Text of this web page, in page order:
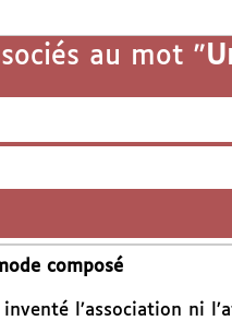
au mot "
composé
inventé l’association ni